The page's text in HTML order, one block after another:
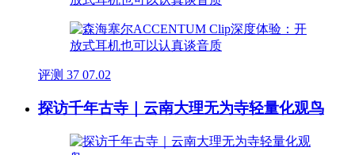
评测 37 07.02
探访千年古寺｜云南大理无为寺轻量化观鸟